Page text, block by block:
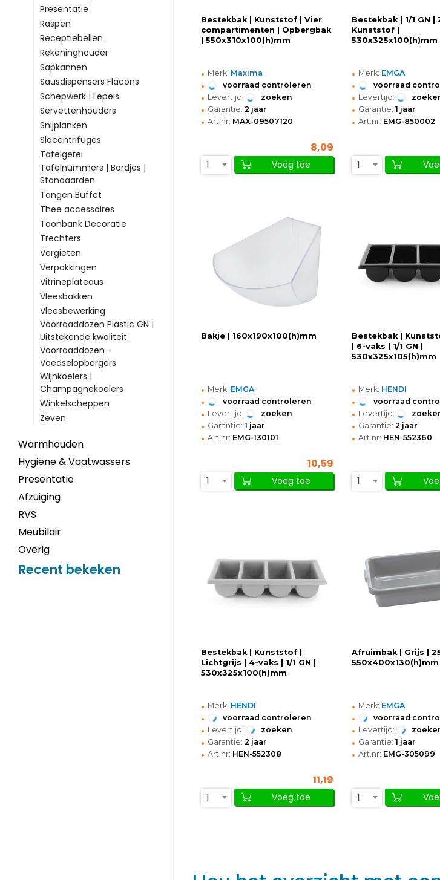
Presentatie
Raspen
Receptiebellen
Rekeninghouder
Sapkannen
Sausdispensers Flacons
Schepwerk | Lepels
Servettenhouders
Snijplanken
Slacentrifuges
Tafelgerei
Tafelnummers | Bordjes |
Standaarden
Tangen Buffet
Thee accessoires
Toonbank Decoratie
Trechters
Vergieten
Verpakkingen
Vitrineplateaus
Vleesbakken
Vleesbewerking
Voorraaddozen Plastic GN |
Uitstekende kwaliteit
Voorraaddozen -
Voedselopbergers
Wijnkoelers |
Champagnekoelers
Winkelscheppen
Zeven
Warmhouden
Hygiëne & Vaatwassers
Presentatie
Afzuiging
RVS
Meubilair
Overig
Recent bekeken
Bestekbak | Kunststof | Vier
compartimenten | Opbergbak
| 550x310x100(h)mm
• Merk: Maxima
• voorraad controleren
• Levertijd: zoeken
• Garantie: 2 jaar
• Art.nr: MAX-09507120
8,09
1
Voeg toe
Bestekbak | 1/1 GN |
Kunststof |
530x325x100(h)mm
• Merk: EMGA
• voorraad
• Levertijd:
• Garantie: 1 jaar
• Art.nr: EMG-850002
1
Bakje | 160x190x100(h)mm
• Merk: EMGA
• voorraad controleren
• Levertijd: zoeken
• Garantie: 1 jaar
• Art.nr: EMG-130101
10,59
1
Voeg toe
Bestekbak |
| 6-vaks | 1/1 GN |
530x325x105(h)mm
• Merk: HENDI
• voorraad
• Levertijd:
• Garantie: 2 jaar
• Art.nr: HEN-552360
1
Bestekbak | Kunststof |
Lichtgrijs | 4-vaks | 1/1 GN |
530x325x100(h)mm
• Merk: HENDI
• voorraad controleren
• Levertijd: zoeken
• Garantie: 2 jaar
• Art.nr: HEN-552308
11,19
1
Voeg toe
Afruimbak | Grijs |
550x400x130(h)mm
• Merk: EMGA
• voorraad
• Levertijd:
• Garantie: 1 jaar
• Art.nr: EMG-305099
1